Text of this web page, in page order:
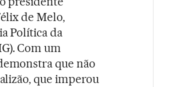
de Melo,
Política da
Com um
que não
que imperou